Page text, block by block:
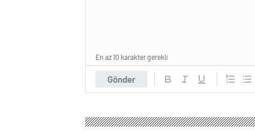
Gönder
En az 10 karakter gerekli